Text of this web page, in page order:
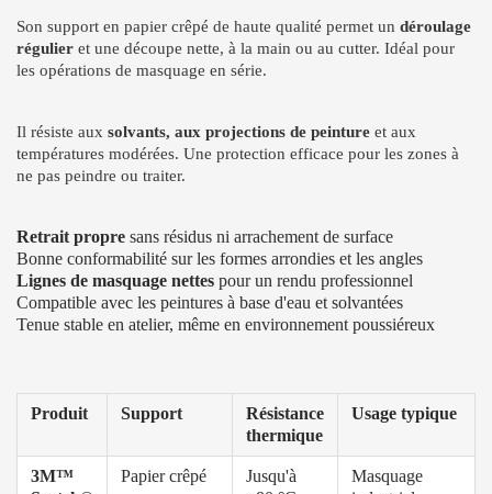
Son support en papier crêpé de haute qualité permet un déroulage
régulier et une découpe nette, à la main ou au cutter. Idéal pour
les opérations de masquage en série.
Il résiste aux solvants, aux projections de peinture et aux
températures modérées. Une protection efficace pour les zones à
ne pas peindre ou traiter.
Retrait propre sans résidus ni arrachement de surface
Bonne conformabilité sur les formes arrondies et les angles
Lignes de masquage nettes pour un rendu professionnel
Compatible avec les peintures à base d'eau et solvantées
Tenue stable en atelier, même en environnement poussiéreux
Produit Support
Résistance
thermique
Usage typique
3M™
Papier crêpé
Jusqu'à
Masquage